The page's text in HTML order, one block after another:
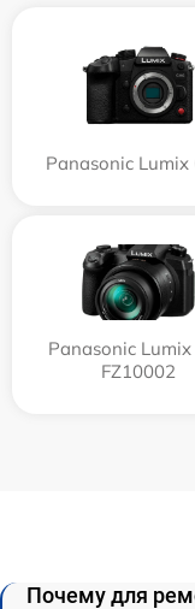
Panasonic Lumix
Panasonic Lumix
FZ10002
Почему для